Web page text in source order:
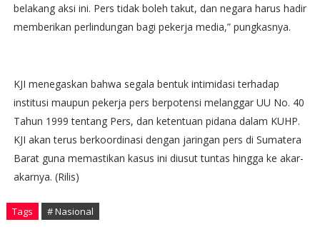
belakang aksi ini. Pers tidak boleh takut, dan negara harus hadir
memberikan perlindungan bagi pekerja media,” pungkasnya.
KJI menegaskan bahwa segala bentuk intimidasi terhadap
institusi maupun pekerja pers berpotensi melanggar UU No. 40
Tahun 1999 tentang Pers, dan ketentuan pidana dalam KUHP.
KJI akan terus berkoordinasi dengan jaringan pers di Sumatera
Barat guna memastikan kasus ini diusut tuntas hingga ke akar-
akarnya. (Rilis)
Tags # Nasional